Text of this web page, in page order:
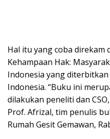
Hal itu yang coba direkam
Kehampaan Hak:
Indonesia yang
Indonesia. “Buku ini
dilakukan peneliti dan
Prof. Afrizal, tim penulis
Rumah Gesit Gemawan,